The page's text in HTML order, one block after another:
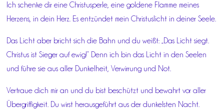
Ich schenke dir eine Christusperle, eine goldene Flamme meines
Herzens, in dein Herz. Es entzündet mein Christuslicht in deiner Seele.
Das Licht aber bricht sich die Bahn und du weißt: „Das Licht siegt.
Christus ist Sieger auf ewig!“ Denn ich bin das Licht in den Seelen
und führe sie aus aller Dunkelheit, Verwirrung und Not.
Vertraue dich mir an und du bist beschützt und bewahrt vor aller
Übergriffigkeit. Du wirst herausgeführt aus der dunkelsten Nacht.